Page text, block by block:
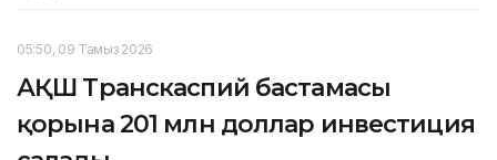
05:50, 09 Тамыз 2026
АҚШ Транскаспий бастамасы
қорына 201 млн доллар инвестиция